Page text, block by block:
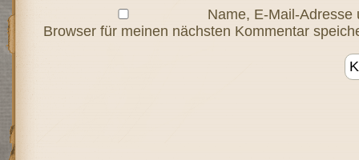
Name, E-Mail-Adresse
Browser für meinen nächsten Kommentar